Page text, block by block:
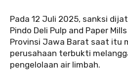
‎Pada 12 Juli 2025, sanksi
Pindo Deli Pulp and Paper
Provinsi Jawa Barat saat itu
perusahaan terbukti
pengelolaan air limbah.